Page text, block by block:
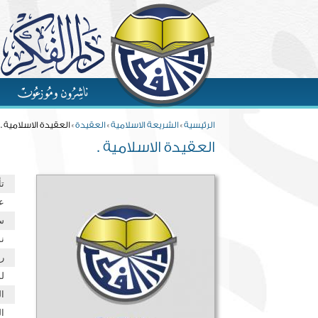
الرئيسية» الشريعة الاسلامية» العقيدة» العقيدة الاسلامية .
العقيدة الاسلامية .